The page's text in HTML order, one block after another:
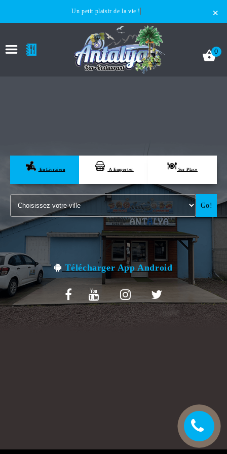
×
Un petit plaisir de la vie !
LA CARTE
VOTRE COMPTE
NOTRE RESTAURANT
VOS AVIS
MENTIONS LÉGALES
C.G.V
0
En Livraison A Emporter Sur Place
Go!
Télécharger App Android